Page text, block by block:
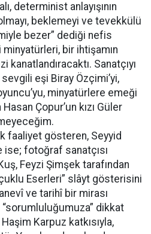
determinist anlayışının
beklemeyi ve tevekkülü
bezer” dediği nefis
bir ihtişamın
Sanatçıyı
eşi Biray Özçimi’yi,
minyatürlere emeği
Çopur’un kızı Güler
faaliyet gösteren, Seyyid
ise; fotoğraf sanatçısı
Feyzi Şimşek tarafından
Eserleri” slâyt gösterisini
ve tarihî bir mirası
dikkat
Karpuz katkısıyla,